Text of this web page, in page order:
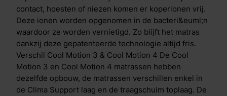
contact, hoesten of niezen komen er koperionen vrij.
Deze ionen worden opgenomen in de bacteri&euml;n
waardoor ze worden vernietigd. Zo blijft het matras
dankzij deze gepatenteerde technologie altijd fris.
Verschil Cool Motion 3 & Cool Motion 4 De Cool
Motion 3 en Cool Motion 4 matrassen hebben
dezelfde opbouw, de matrassen verschillen enkel in
de Clima Support laag en de traagschuim toplaag. De